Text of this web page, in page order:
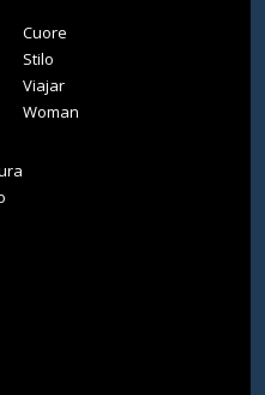
Cuore
Stilo
Viajar
Woman